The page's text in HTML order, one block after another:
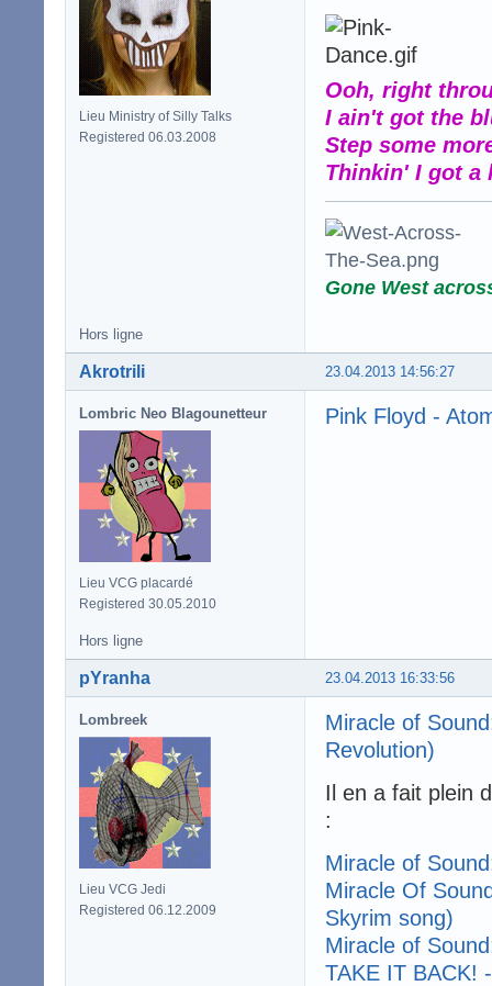
Lieu Ministry of Silly Talks
Registered 06.03.2008
Ooh, right
I ain't got the
Step some
Thinkin' I got a
Gone West
Hors ligne
23.04.2013 14:56:27
Akrotrili
Lombric Neo Blagounetteur
Lieu VCG placardé
Registered 30.05.2010
Pink Floyd -
Hors ligne
23.04.2013 16:33:56
pYranha
Lombreek
Lieu VCG Jedi
Registered 06.12.2009
Miracle of
Revolution)
Il en a fait plein
:
Miracle of
Miracle Of
Skyrim song)
Miracle of
TAKE IT BACK!